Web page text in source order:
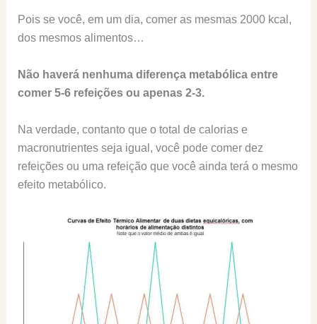
Pois se você, em um dia, comer as mesmas 2000 kcal,
dos mesmos alimentos…
Não haverá nenhuma diferença metabólica entre
comer 5-6 refeições ou apenas 2-3.
Na verdade, contanto que o total de calorias e
macronutrientes seja igual, você pode comer dez
refeições ou uma refeição que você ainda terá o mesmo
efeito metabólico.